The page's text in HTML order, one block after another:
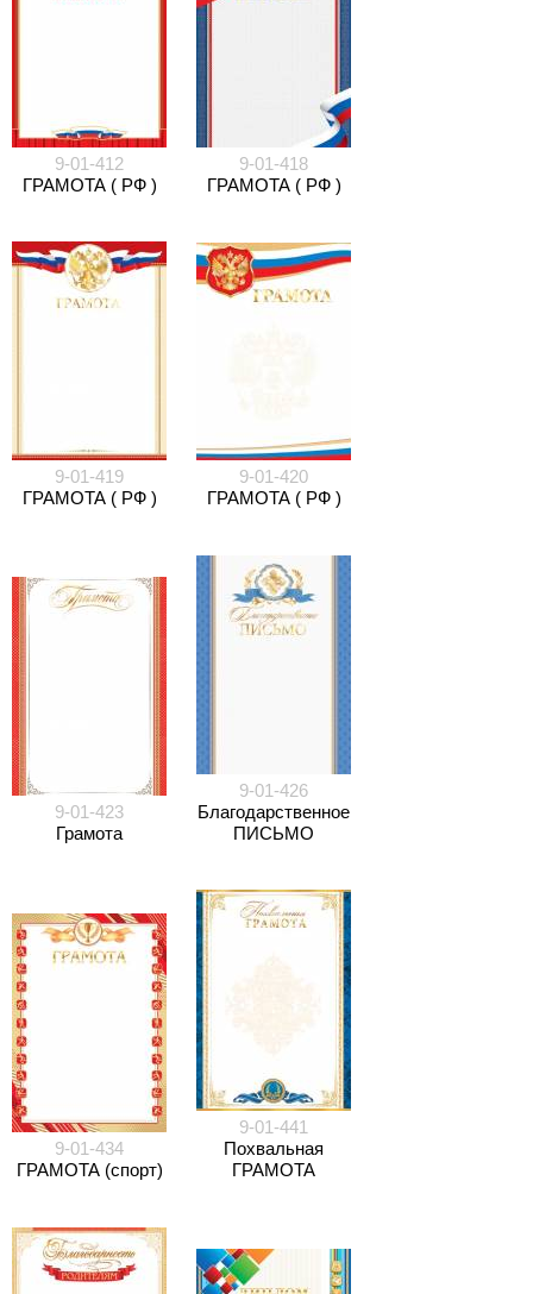
9-01-412
ГРАМОТА ( РФ )
9-01-418
ГРАМОТА ( РФ )
9-01-419
ГРАМОТА ( РФ )
9-01-420
ГРАМОТА ( РФ )
9-01-423
Грамота
9-01-426
Благодарственное
ПИСЬМО
9-01-434
ГРАМОТА (спорт)
9-01-441
Похвальная
ГРАМОТА